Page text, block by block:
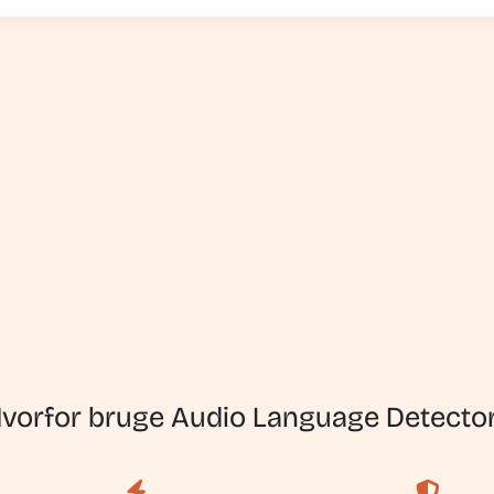
bruge Audio Language